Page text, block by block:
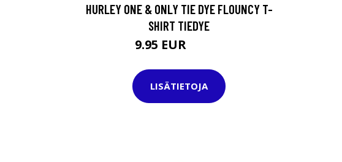
HURLEY ONE & ONLY TIE DYE FLOUNCY T-
SHIRT TIEDYE
9.95 EUR
LISÄTIETOJA